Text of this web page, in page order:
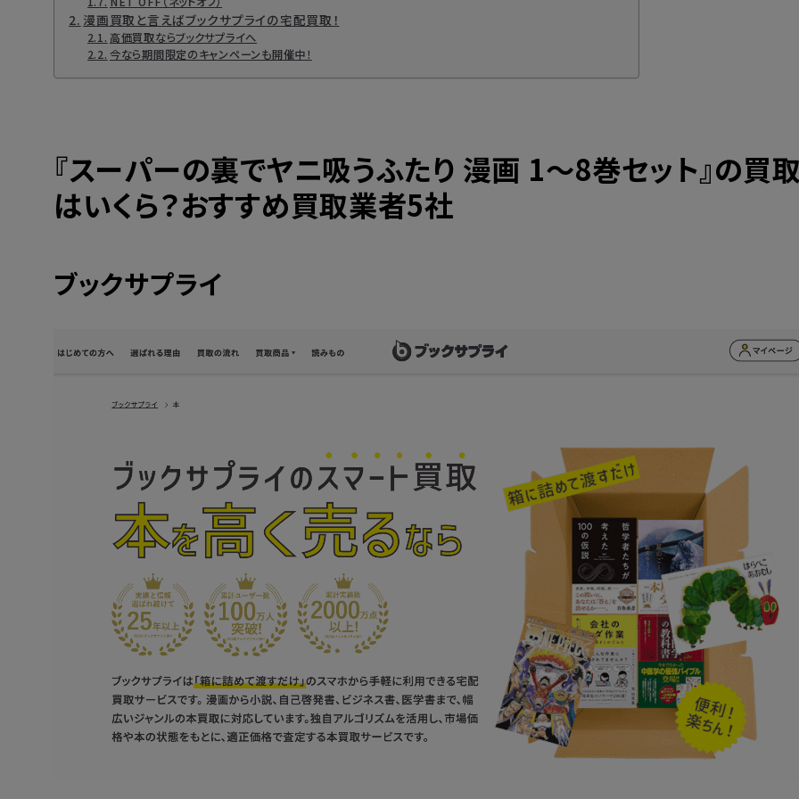
漫画買取と言えばブックサプライの宅配買取！
高価買取ならブックサプライへ
今なら期間限定のキャンペーンも開催中！
『スーパーの裏でヤニ吸うふたり 漫画 1～8巻セット』の買
はいくら？おすすめ買取業者5社
ブックサプライ